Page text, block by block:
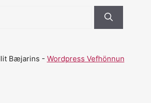
Bæjarins - Wordpress Vefhönnun